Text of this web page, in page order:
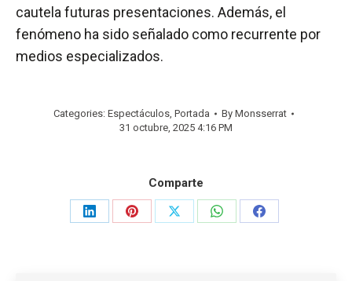
cautela futuras presentaciones. Además, el
fenómeno ha sido señalado como recurrente por
medios especializados.
Categories: Espectáculos, Portada By Monsserrat
31 octubre, 2025 4:16 PM
Comparte
Share
Share
Share
Share
Share